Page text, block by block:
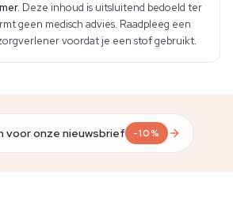
Deze inhoud is uitsluitend bedoeld ter
geen medisch advies. Raadpleeg een
voordat je een stof gebruikt.
voor onze nieuwsbrief -10%